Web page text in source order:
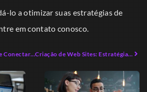
lo a otimizar suas estratégias de
em contato conosco.
Storytelling: A Arte de Conectar Emoções na Comunicação Criação de Web Sites: Estratégias Inovadoras para Empreendedores Modernos